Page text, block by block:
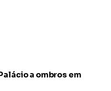
a ombros em